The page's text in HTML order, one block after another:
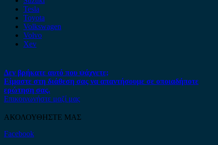
Tesla
Toyota
Volkswagen
Volvo
Xev
Δεν βρήκατε αυτό που ψάχνετε;
Είμαστε στη διάθεση σας να απαντήσουμε σε οποιαδήποτε
ερώτηση σας.
Επικοινωνήστε μαζί μας
ΑΚΟΛΟΥΘΗΣΤΕ ΜΑΣ
Facebook